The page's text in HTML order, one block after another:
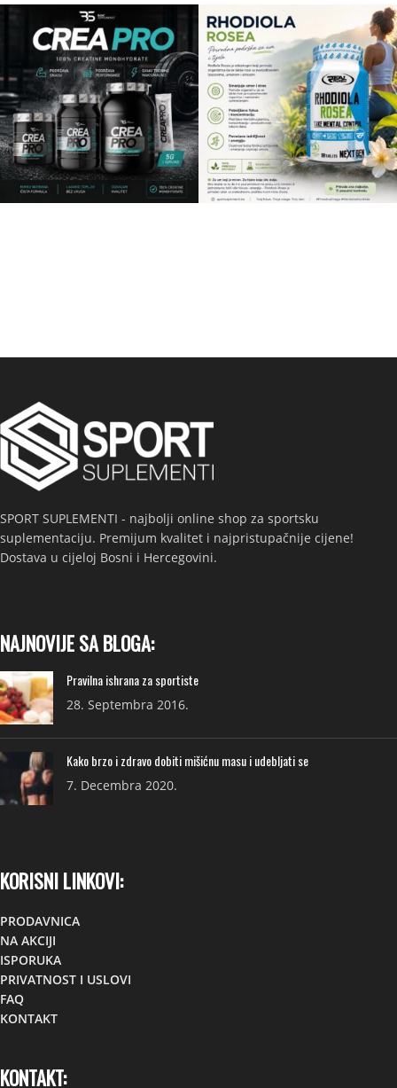
SPORT SUPLEMENTI - najbolji online shop za sportsku
suplementaciju. Premijum kvalitet i najpristupačnije cijene!
Dostava u cijeloj Bosni i Hercegovini.
NAJNOVIJE SA BLOGA:
Pravilna ishrana za sportiste
28. Septembra 2016.
Kako brzo i zdravo dobiti mišićnu masu i udebljati se
7. Decembra 2020.
KORISNI LINKOVI:
PRODAVNICA
NA AKCIJI
ISPORUKA
PRIVATNOST I USLOVI
FAQ
KONTAKT
KONTAKT: